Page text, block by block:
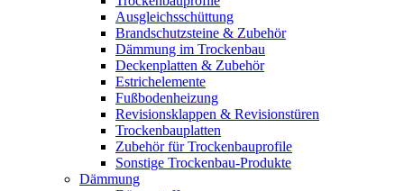
Ausgleichsschüttung
Brandschutzsteine & Zubehör
Dämmung im Trockenbau
Deckenplatten & Zubehör
Estrichelemente
Fußbodenheizung
Revisionsklappen & Revisionstüren
Trockenbauplatten
Zubehör für Trockenbauprofile
Sonstige Trockenbau-Produkte
Dämmung